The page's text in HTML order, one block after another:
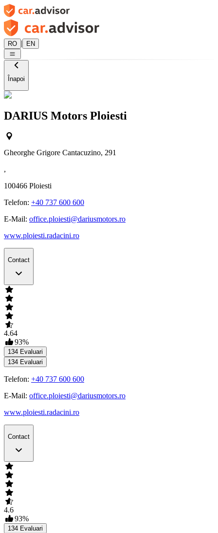
RO | EN
Înapoi
DARIUS Motors Ploiesti
Gheorghe Grigore Cantacuzino, 291
,
100466 Ploiesti
Telefon: +40 737 600 600
E-Mail: office.ploiesti@dariusmotors.ro
www.ploiesti.radacini.ro
Contact
4.64
93%
134 Evaluari
134 Evaluari
Telefon: +40 737 600 600
E-Mail: office.ploiesti@dariusmotors.ro
www.ploiesti.radacini.ro
Contact
4.6
93%
134 Evaluari